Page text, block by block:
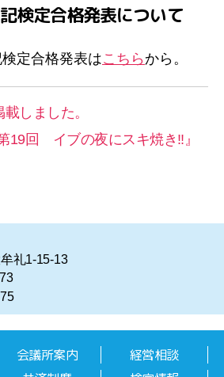
ゴ
ー
検定合格発表について
定合格発表はこちらから。
しました。
19回 イブの夜にスキ焼き‼』
礼1-15-13
会議所案内
経営相談